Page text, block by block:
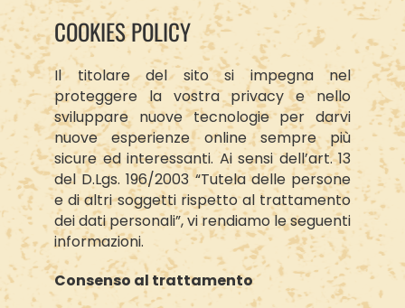
COOKIES POLICY
Il titolare del sito si impegna nel
proteggere la vostra privacy e nello
sviluppare nuove tecnologie per darvi
nuove esperienze online sempre più
sicure ed interessanti. Ai sensi dell’art. 13
del D.Lgs. 196/2003 “Tutela delle persone
e di altri soggetti rispetto al trattamento
dei dati personali”, vi rendiamo le seguenti
informazioni.
Consenso al trattamento